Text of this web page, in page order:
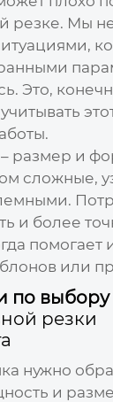
резке. Мы
Это,
размер и
сложные,
и более
помогает
или
по выбору
резки
нужно
и